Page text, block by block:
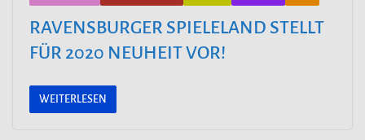
RAVENSBURGER SPIELELAND STELLT
FÜR 2020 NEUHEIT VOR!
WEITERLESEN